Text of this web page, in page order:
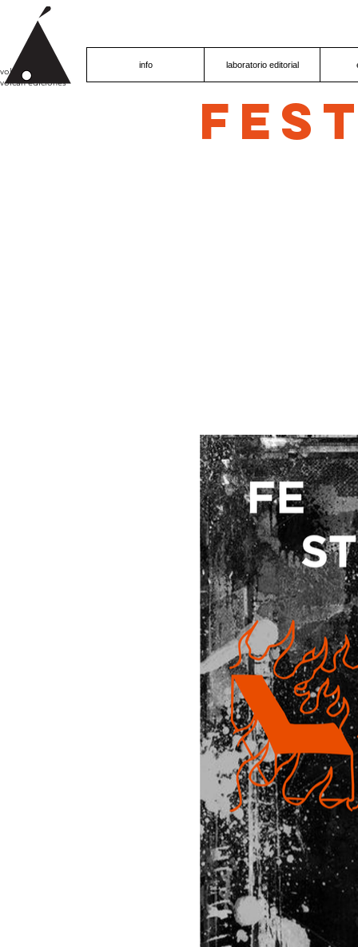
info laboratorio editorial
volcán proyecto
volcán ediciones